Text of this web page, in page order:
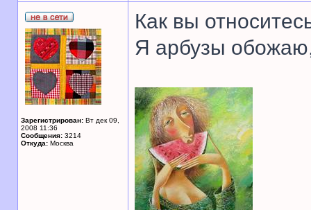
Зарегистрирован: Вт дек 09,
2008 11:36
Сообщения: 3214
Откуда: Москва
Как вы
Я арбузы